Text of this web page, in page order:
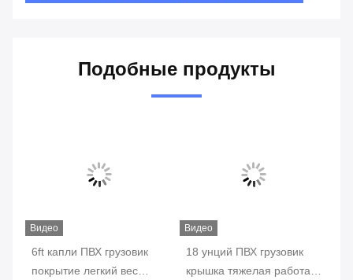
Подобные продукты
Видео
6ft капли ПВХ грузовик
покрытие легкий вес
Видео
18 унций ПВХ грузовик
крышка тяжелая работа